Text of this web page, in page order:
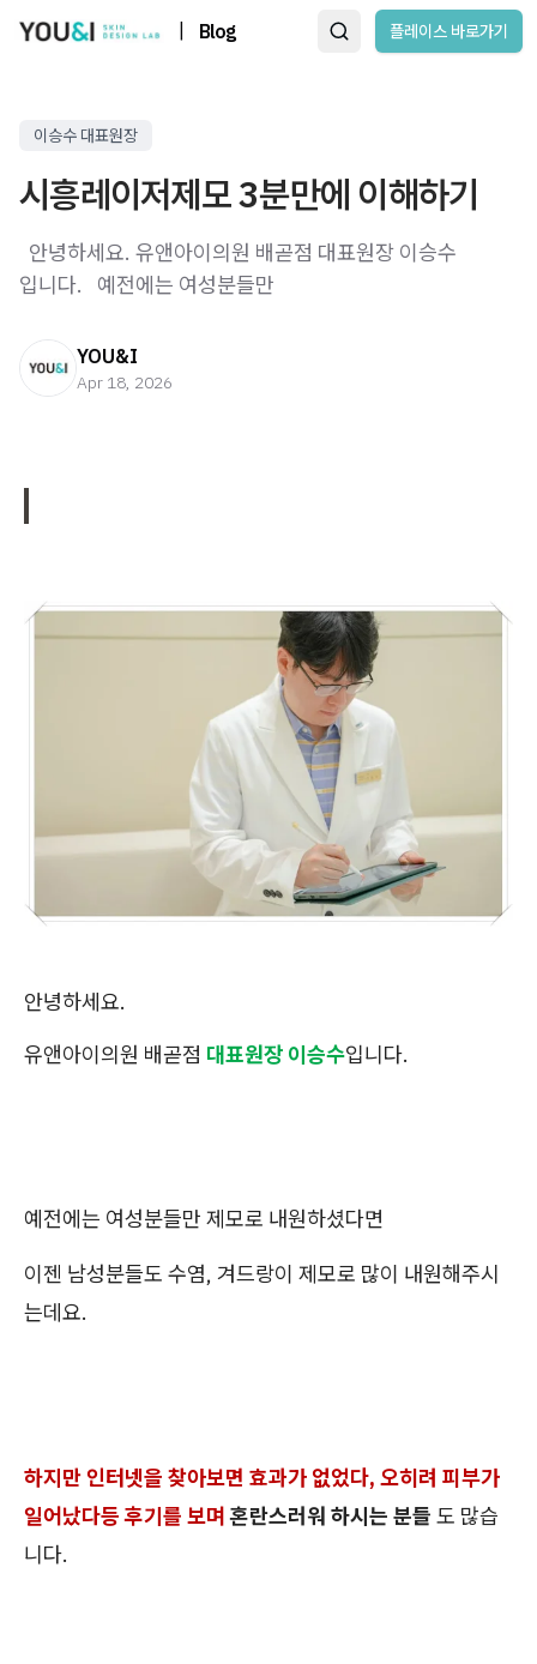
Blog 플레이스 바로가기
이승수 대표원장
시흥레이저제모 3분만에 이해하기
​ ​ 안녕하세요. 유앤아이의원 배곧점 대표원장 이승수
입니다. ​ ​ 예전에는 여성분들만
YOU&I
Apr 18, 2026
안녕하세요.
유앤아이의원 배곧점 대표원장 이승수입니다.
예전에는 여성분들만 제모로 내원하셨다면
이젠 남성분들도 수염, 겨드랑이 제모로 많이 내원해주시
는데요.
하지만 인터넷을 찾아보면 효과가 없었다, 오히려 피부가
일어났다등 후기를 보며혼란스러워 하시는 분들 도 많습
니다.